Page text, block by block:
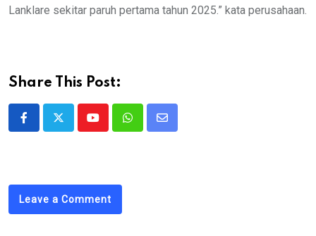
Lanklare sekitar paruh pertama tahun 2025.” kata perusahaan.
Share This Post:
YoutubeWhatsappShare
Leave a Comment